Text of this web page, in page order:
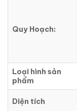
Quy Hoạch:
Loại hình sản
phẩm
Diện tích